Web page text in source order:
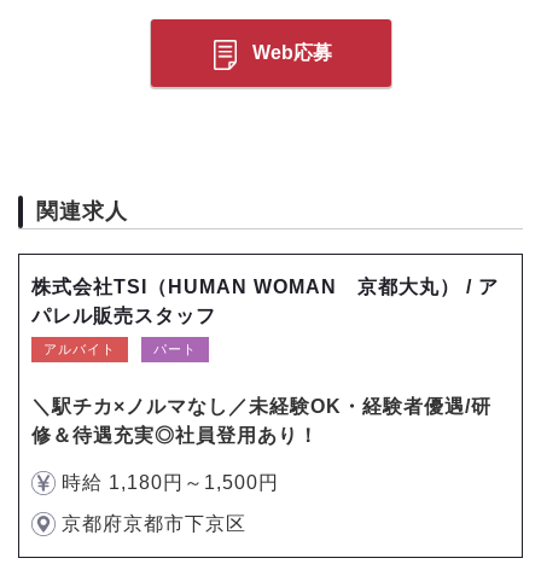
Web応募
関連求人
株式会社TSI（HUMAN WOMAN 京都大丸） / ア
パレル販売スタッフ
アルバイト パート
＼駅チカ×ノルマなし／未経験OK・経験者優遇/研
修＆待遇充実◎社員登用あり！
時給 1,180円～1,500円
京都府京都市下京区